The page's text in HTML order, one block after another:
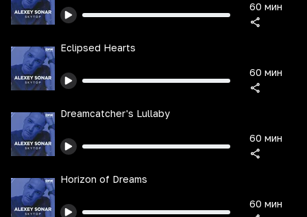
60 мин
Eclipsed Hearts
60 мин
Dreamcatcher's Lullaby
60 мин
Horizon of Dreams
60 мин